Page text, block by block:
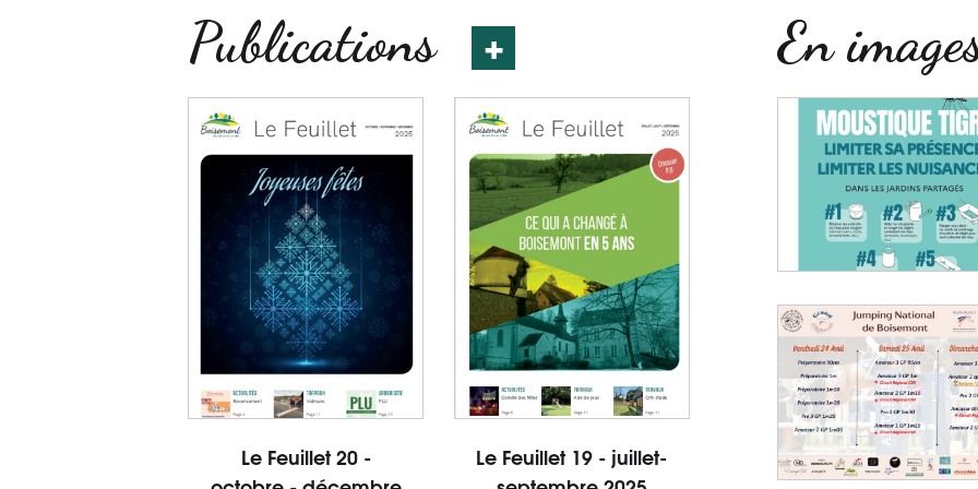
Publications
Le Feuillet 20 -
Le Feuillet 19 - juillet-
+ En